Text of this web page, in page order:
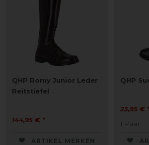
QHP Romy Junior Leder
Reitstiefel
144,95 € *
ARTIKEL MERKEN
QHP
23,95 €
1 Paar